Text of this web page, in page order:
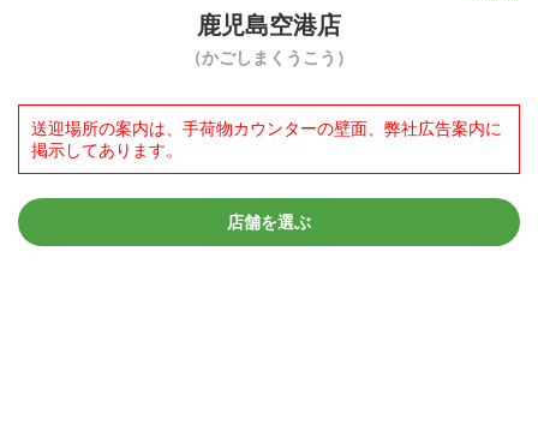
鹿児島空港店
（かごしまくうこう）
送迎場所の案内は、手荷物カウンターの壁面、弊社広告案内に
掲示してあります。
店舗を選ぶ